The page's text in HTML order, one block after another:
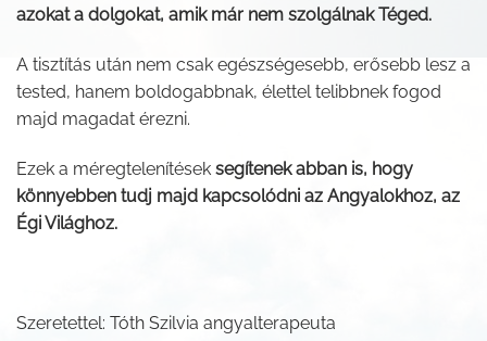
azokat a dolgokat, amik már nem szolgálnak Téged.
A tisztítás után nem csak egészségesebb, erősebb lesz a
tested, hanem boldogabbnak, élettel telibbnek fogod
majd magadat érezni.
Ezek a méregtelenítések segítenek abban is, hogy
könnyebben tudj majd kapcsolódni az Angyalokhoz, az
Égi Világhoz.
Szeretettel: Tóth Szilvia angyalterapeuta